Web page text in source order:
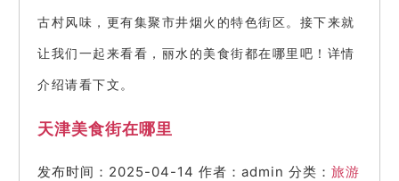
古村风味，更有集聚市井烟火的特色街区。接下来就
让我们一起来看看，丽水的美食街都在哪里吧！详情
介绍请看下文。
天津美食街在哪里
发布时间：2025-04-14 作者：admin 分类： 旅游